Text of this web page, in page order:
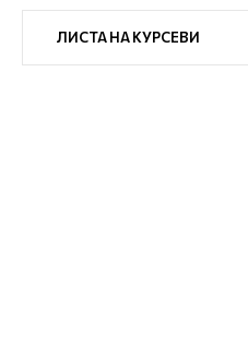
ЛИСТА НА КУРСЕВИ